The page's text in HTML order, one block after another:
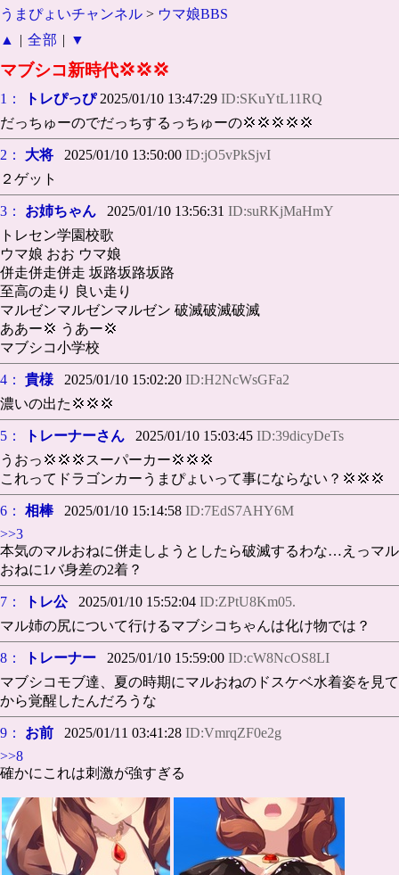
うまぴょいチャンネル > ウマ娘BBS
▲
| 全部 | ▼
マブシコ新時代💢💢💢
1： トレぴっぴ2025/01/10 13:47:29 ID:SKuYtL11RQ
だっちゅーのでだっちするっちゅーの💢💢💢💢💢
2： 大将 2025/01/10 13:50:00 ID:jO5vPkSjvI
２ゲット
3： お姉ちゃん 2025/01/10 13:56:31 ID:suRKjMaHmY
トレセン学園校歌
ウマ娘 おお ウマ娘
併走併走併走 坂路坂路坂路
至高の走り 良い走り
マルゼンマルゼンマルゼン 破滅破滅破滅
ああー💢 うあー💢
マブシコ小学校
4： 貴様 2025/01/10 15:02:20 ID:H2NcWsGFa2
濃いの出た💢💢💢
5： トレーナーさん 2025/01/10 15:03:45 ID:39dicyDeTs
うおっ💢💢💢スーパーカー💢💢💢
これってドラゴンカーうまぴょいって事にならない？💢💢💢
6： 相棒2025/01/10 15:14:58 ID:7EdS7AHY6M
>>3
本気のマルおねに併走しようとしたら破滅するわな…えっマル
おねに1バ身差の2着？
7： トレ公2025/01/10 15:52:04 ID:ZPtU8Km05.
マル姉の尻について行けるマブシコちゃんは化け物では？
8： トレーナー 2025/01/10 15:59:00 ID:cW8NcOS8LI
マブシコモブ達、夏の時期にマルおねのドスケベ水着姿を見て
から覚醒したんだろうな
9： お前 2025/01/11 03:41:28 ID:VmrqZF0e2g
>>8
確かにこれは刺激が強すぎる